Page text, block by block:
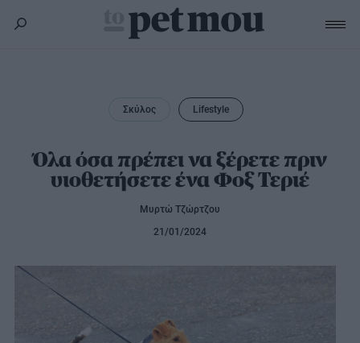
Εκπαίδευση
Lifestyle
Υγεία
Διατροφή
Άλλα κατοικίδια
Υγιεινή
Καλλωπισμός
Lifestyle
Σκύλος
Όλα όσα πρέπει να ξέρετε πριν
υιοθετήσετε ένα Φοξ Τεριέ
Μυρτώ Τζώρτζου
21/01/2024